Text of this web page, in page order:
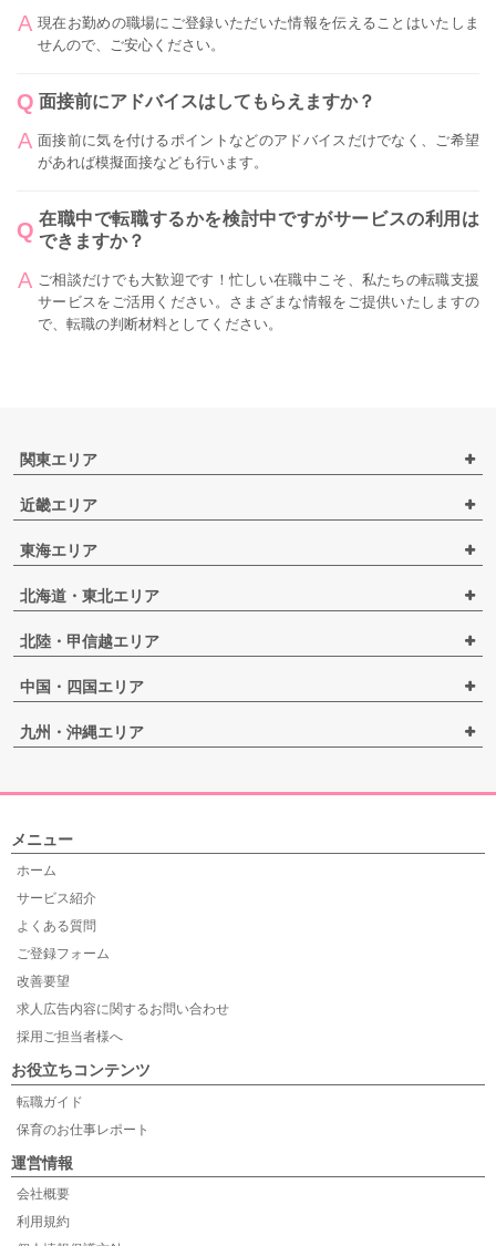
現在お勤めの職場にご登録いただいた情報を伝えることはいたしま
せんので、ご安心ください。
面接前にアドバイスはしてもらえますか？
面接前に気を付けるポイントなどのアドバイスだけでなく、ご希望
があれば模擬面接なども行います。
在職中で転職するかを検討中ですがサービスの利用は
できますか？
ご相談だけでも大歓迎です！忙しい在職中こそ、私たちの転職支援
サービスをご活用ください。さまざまな情報をご提供いたしますの
で、転職の判断材料としてください。
関東エリア
近畿エリア
東海エリア
北海道・東北エリア
北陸・甲信越エリア
中国・四国エリア
九州・沖縄エリア
メニュー
ホーム
サービス紹介
よくある質問
ご登録フォーム
改善要望
求人広告内容に関するお問い合わせ
採用ご担当者様へ
お役立ちコンテンツ
転職ガイド
保育のお仕事レポート
運営情報
会社概要
利用規約